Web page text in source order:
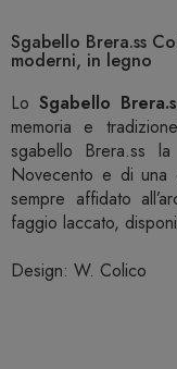
Sgabello Brera.ss
moderni, in legno
Lo Sgabello
memoria e
sgabello Brera.ss
Novecento e di una
sempre affidato
faggio laccato,
Design: W. Colico